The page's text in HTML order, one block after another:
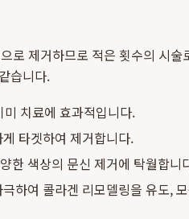
로 제거하므로 적은 횟수의 시술
습니다.
치료에 효과적입니다.
타겟하여 제거합니다.
한 색상의 문신 제거에 탁월합니
하여 콜라겐 리모델링을 유도,